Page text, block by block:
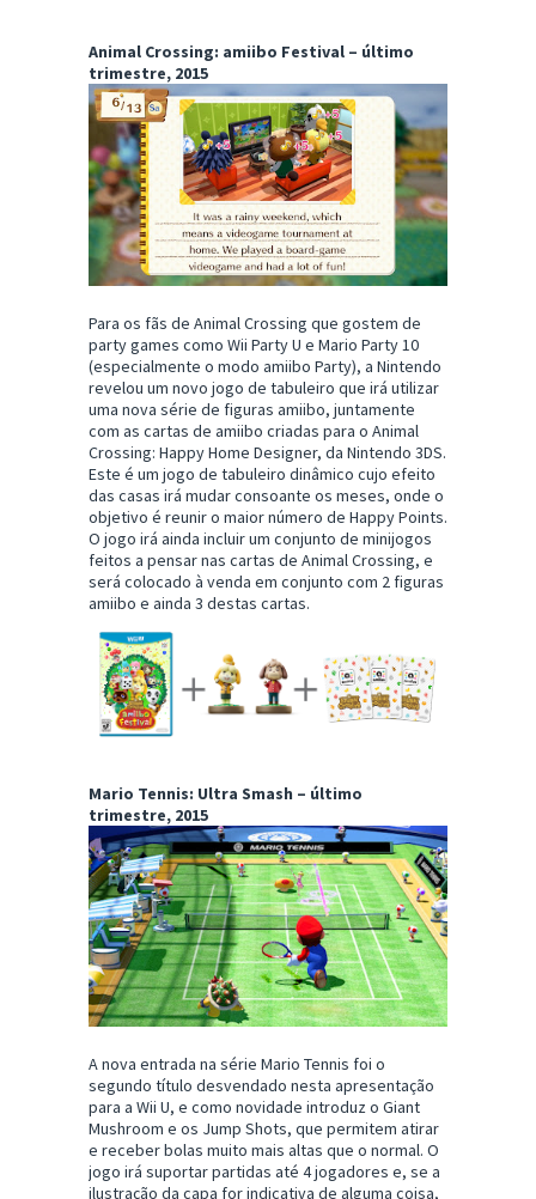
Animal Crossing: amiibo Festival – último
trimestre, 2015
Para os fãs de Animal Crossing que gostem de
party games como Wii Party U e Mario Party 10
(especialmente o modo amiibo Party), a Nintendo
revelou um novo jogo de tabuleiro que irá utilizar
uma nova série de figuras amiibo, juntamente
com as cartas de amiibo criadas para o Animal
Crossing: Happy Home Designer, da Nintendo 3DS.
Este é um jogo de tabuleiro dinâmico cujo efeito
das casas irá mudar consoante os meses, onde o
objetivo é reunir o maior número de Happy Points.
O jogo irá ainda incluir um conjunto de minijogos
feitos a pensar nas cartas de Animal Crossing, e
será colocado à venda em conjunto com 2 figuras
amiibo e ainda 3 destas cartas.
Mario Tennis: Ultra Smash – último
trimestre, 2015
A nova entrada na série Mario Tennis foi o
segundo título desvendado nesta apresentação
para a Wii U, e como novidade introduz o Giant
Mushroom e os Jump Shots, que permitem atirar
e receber bolas muito mais altas que o normal. O
jogo irá suportar partidas até 4 jogadores e, se a
ilustração da capa for indicativa de alguma coisa,